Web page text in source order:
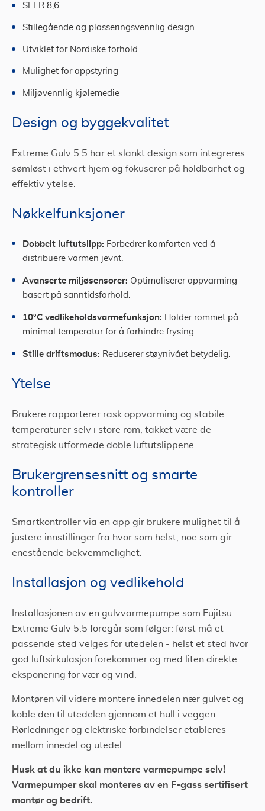
SEER 8,6
Stillegående og plasseringsvennlig design
Utviklet for Nordiske forhold
Mulighet for appstyring
Miljøvennlig kjølemedie
Design og byggekvalitet
Extreme Gulv 5.5 har et slankt design som integreres
sømløst i ethvert hjem og fokuserer på holdbarhet og
effektiv ytelse.
Nøkkelfunksjoner
Dobbelt luftutslipp: Forbedrer komforten ved å
distribuere varmen jevnt.
Avanserte miljøsensorer: Optimaliserer oppvarming
basert på sanntidsforhold.
10°C vedlikeholdsvarmefunksjon: Holder rommet på
minimal temperatur for å forhindre frysing.
Stille driftsmodus: Reduserer støynivået betydelig.
Ytelse
Brukere rapporterer rask oppvarming og stabile
temperaturer selv i store rom, takket være de
strategisk utformede doble luftutslippene.
Brukergrensesnitt og smarte
kontroller
Smartkontroller via en app gir brukere mulighet til å
justere innstillinger fra hvor som helst, noe som gir
enestående bekvemmelighet.
Installasjon og vedlikehold
Installasjonen av en gulvvarmepumpe som Fujitsu
Extreme Gulv 5.5 foregår som følger: først må et
passende sted velges for utedelen - helst et sted hvor
god luftsirkulasjon forekommer og med liten direkte
eksponering for vær og vind.
Montøren vil videre montere innedelen nær gulvet og
koble den til utedelen gjennom et hull i veggen.
Rørledninger og elektriske forbindelser etableres
mellom innedel og utedel.
Husk at du ikke kan montere varmepumpe selv!
Varmepumper skal monteres av en F-gass sertifisert
montør og bedrift.